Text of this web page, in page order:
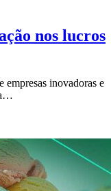
nos lucros
empresas inovadoras e